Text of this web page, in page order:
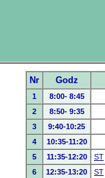
Nr Godz
1 8:00- 8:45
2
8:50- 9:35
3
9:40-10:25
4
10:35-11:20
5
11:35-12:20 ST
6
12:35-13:20 ST